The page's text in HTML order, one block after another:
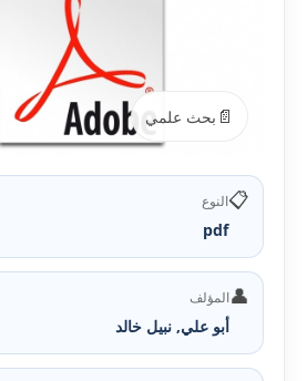
📄 بحث علمي
📋النوع
pdf
👤المؤلف
أبو علي, نبيل خالد